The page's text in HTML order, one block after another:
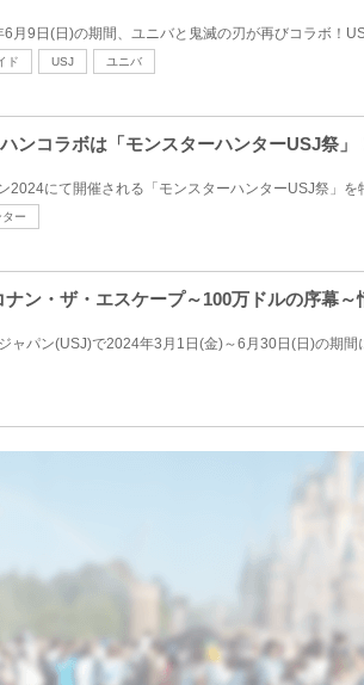
月9日(日)の期間、ユニバと鬼滅の刃が再びコラボ！
ド USJ ユニバ
ンコラボは「モンスターハンターUSJ祭
2024にて開催される「モンスターハンターUSJ祭」
ー
ナン・ザ・エスケープ～100万ドルの序幕
ャパン(USJ)で2024年3月1日(金)～6月30日(日)の期間